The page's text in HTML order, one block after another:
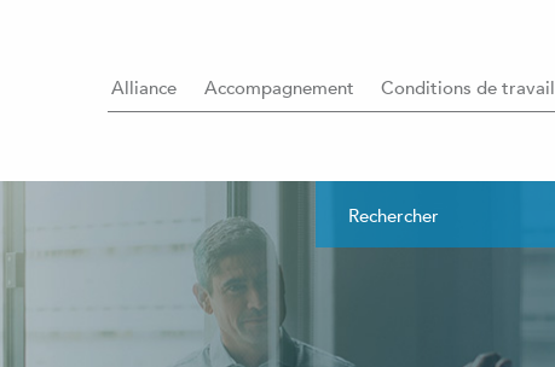
Alliance Accompagnement Conditions de travail